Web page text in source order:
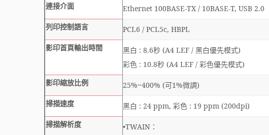
連接介面
Ethernet 100BASE-TX / 10BASE-T, USB 2.0
列印控制語言
PCL6 / PCL5c, HBPL
影印首頁輸出時間
黑白 : 8.6秒 (A4 LEF / 黑白優先模式)
彩色 : 10.8秒 (A4 LEF / 彩色優先模式)
影印縮放比例
25%~400% (可1%微調)
掃描速度
黑白 : 24 ppm, 彩色 : 19 ppm (200dpi)
掃描解析度
•TWAIN：